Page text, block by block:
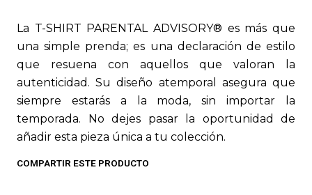
La T-SHIRT PARENTAL ADVISORY® es más que
una simple prenda; es una declaración de estilo
que resuena con aquellos que valoran la
autenticidad. Su diseño atemporal asegura que
siempre estarás a la moda, sin importar la
temporada. No dejes pasar la oportunidad de
añadir esta pieza única a tu colección.
COMPARTIR ESTE PRODUCTO